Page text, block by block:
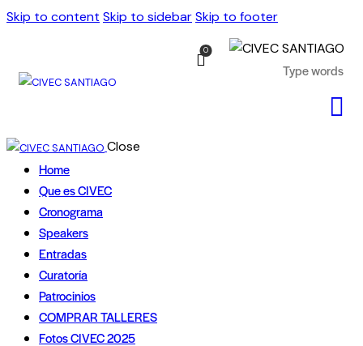
Skip to content Skip to sidebarSkip to footer
0
Close
Home
Que es CIVEC
Cronograma
Speakers
Entradas
Curatoría
Patrocinios
COMPRAR TALLERES
Fotos CIVEC 2025